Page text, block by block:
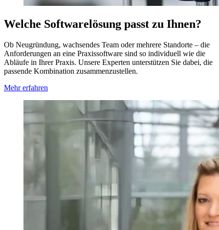
Welche Softwarelösung passt zu Ihnen?
Ob Neugründung, wachsendes Team oder mehrere Standorte – die
Anforderungen an eine Praxissoftware sind so individuell wie die
Abläufe in Ihrer Praxis. Unsere Experten unterstützen Sie dabei, die
passende Kombination zusammenzustellen.
Mehr erfahren